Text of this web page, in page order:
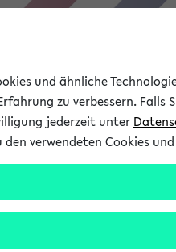
& Kontakt
und ähnliche
zu verbessern.
jederzeit unter
verwendeten Cookies